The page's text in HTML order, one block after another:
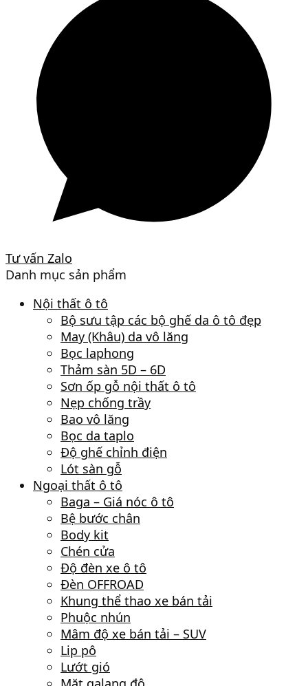
Tư vấn Zalo
Danh mục sản phẩm
Nội thất ô tô
Bộ sưu tập các bộ ghế da ô tô đẹp
May (Khâu) da vô lăng
Bọc laphong
Thảm sàn 5D – 6D
Sơn ốp gỗ nội thất ô tô
Nẹp chống trầy
Bao vô lăng
Bọc da taplo
Độ ghế chỉnh điện
Lót sàn gỗ
Ngoại thất ô tô
Baga – Giá nóc ô tô
Bệ bước chân
Body kit
Chén cửa
Độ đèn xe ô tô
Đèn OFFROAD
Khung thể thao xe bán tải
Phuộc nhún
Mâm độ xe bán tải – SUV
Lip pô
Lướt gió